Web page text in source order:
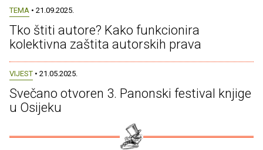
TEMA • 21.09.2025.
Tko štiti autore? Kako funkcionira
kolektivna zaštita autorskih prava
VIJEST • 21.05.2025.
Svečano otvoren 3. Panonski festival knjige
u Osijeku